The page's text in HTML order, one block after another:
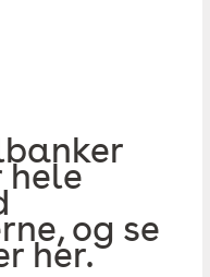
hele
og se
her.